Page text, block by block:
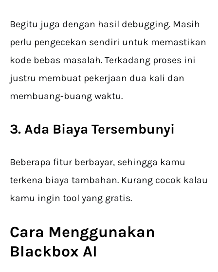
Begitu juga dengan hasil debugging. Masih
perlu pengecekan sendiri untuk memastikan
kode bebas masalah. Terkadang proses ini
justru membuat pekerjaan dua kali dan
membuang-buang waktu.
3. Ada Biaya Tersembunyi
Beberapa fitur berbayar, sehingga kamu
terkena biaya tambahan. Kurang cocok kalau
kamu ingin tool yang gratis.
Cara Menggunakan
Blackbox AI